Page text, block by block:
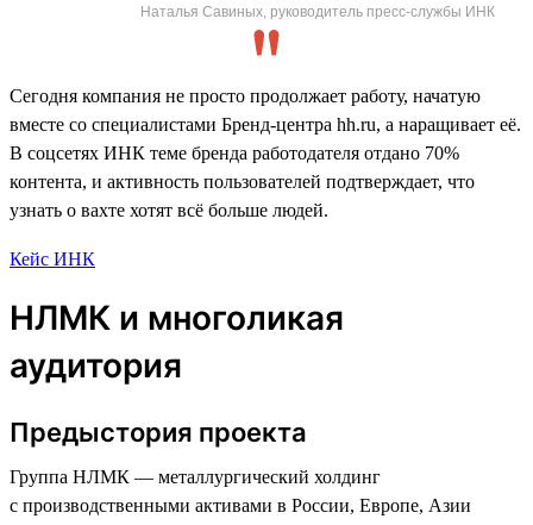
Наталья Савиных, руководитель пресс-службы ИНК
Сегодня компания не просто продолжает работу, начатую
вместе со специалистами Бренд-центра hh.ru, а наращивает её.
В соцсетях ИНК теме бренда работодателя отдано 70%
контента, и активность пользователей подтверждает, что
узнать о вахте хотят всё больше людей.
Кейс ИНК
НЛМК и многоликая
аудитория
Предыстория проекта
Группа НЛМК — металлургический холдинг
с производственными активами в России, Европе, Азии